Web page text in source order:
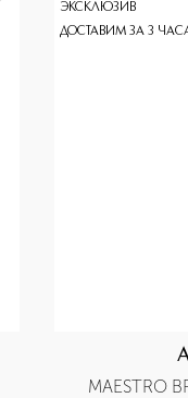
ЭКСКЛЮЗИВ
ДОСТАВИМ ЗА 3
MAESTRO